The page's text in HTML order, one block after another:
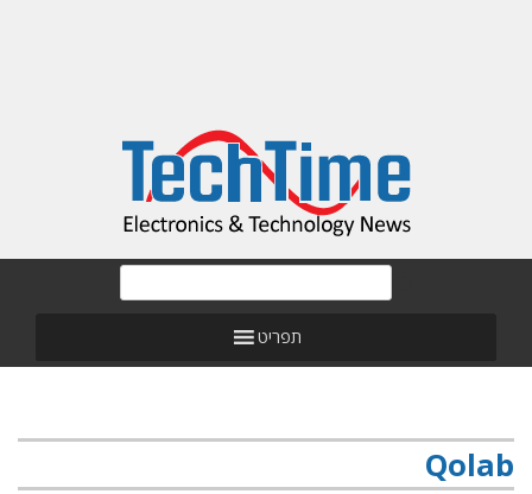
תפריט
Qolab